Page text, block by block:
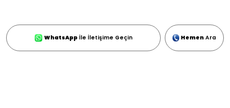
WhatsApp İle İletişime Geçin Hemen Ara